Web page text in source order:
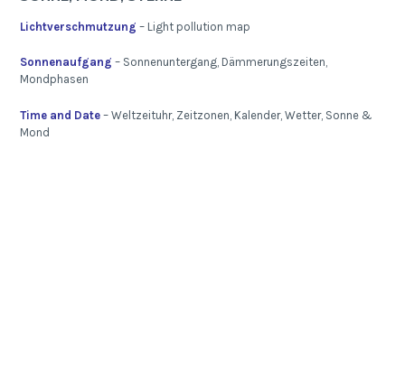
Lichtverschmutzung – Light pollution map
Sonnenaufgang – Sonnenuntergang, Dämmerungszeiten,
Mondphasen
Time and Date – Weltzeituhr, Zeitzonen, Kalender, Wetter, Sonne &
Mond